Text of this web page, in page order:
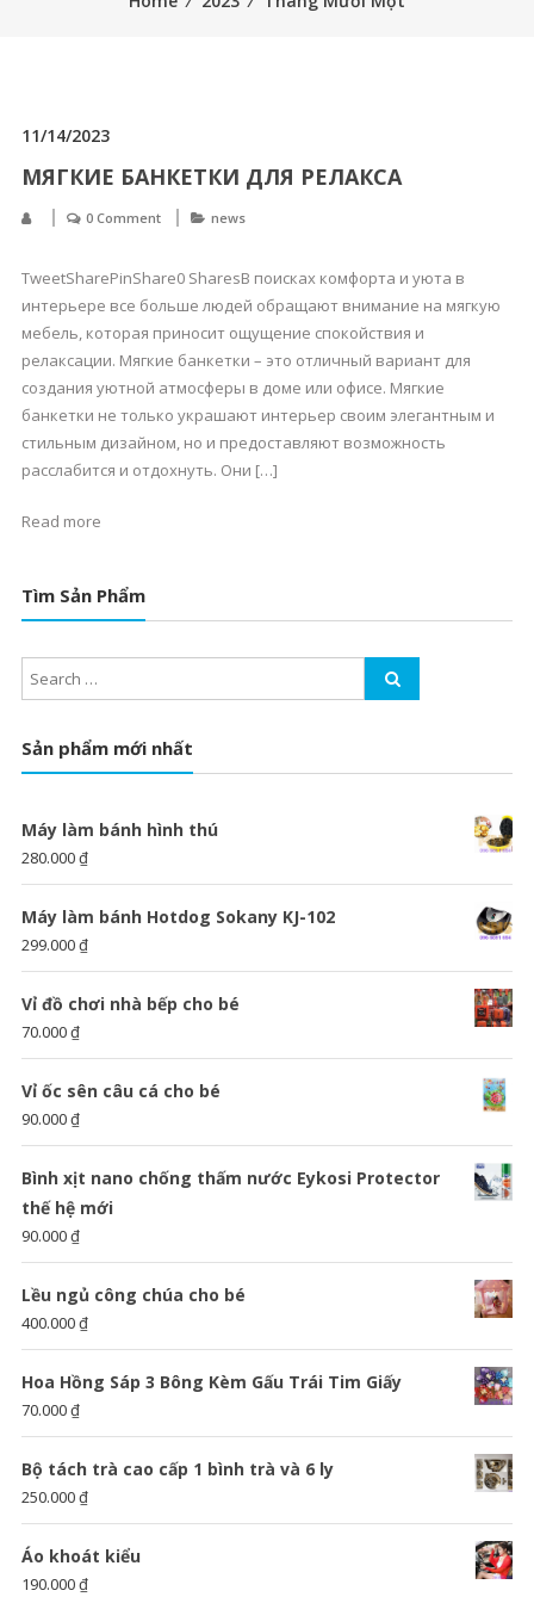
11/14/2023
МЯГКИЕ БАНКЕТКИ ДЛЯ РЕЛАКСА
0 Comment news
TweetSharePinShare0 SharesВ поисках комфорта и уюта в
интерьере все больше людей обращают внимание на мягкую
мебель, которая приносит ощущение спокойствия и
релаксации. Мягкие банкетки – это отличный вариант для
создания уютной атмосферы в доме или офисе. Мягкие
банкетки не только украшают интерьер своим элегантным и
стильным дизайном, но и предоставляют возможность
расслабится и отдохнуть. Они […]
Read more
Tìm Sản Phẩm
Sản phẩm mới nhất
Máy làm bánh hình thú
280.000₫
Máy làm bánh Hotdog Sokany KJ-102
299.000₫
Vỉ đồ chơi nhà bếp cho bé
70.000₫
Vỉ ốc sên câu cá cho bé
90.000₫
Bình xịt nano chống thấm nước Eykosi Protector
thế hệ mới
90.000₫
Lều ngủ công chúa cho bé
400.000₫
Hoa Hồng Sáp 3 Bông Kèm Gấu Trái Tim Giấy
70.000₫
Bộ tách trà cao cấp 1 bình trà và 6 ly
250.000₫
Áo khoát kiểu
190.000₫